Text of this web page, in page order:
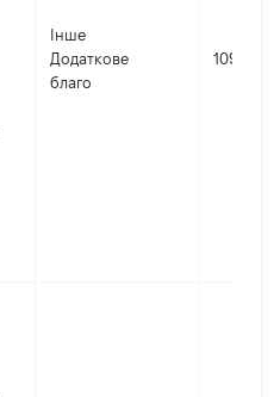
Інше
Додаткове
благо
1092